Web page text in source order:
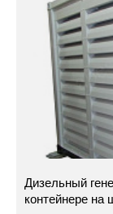
Дизельный
контейнере